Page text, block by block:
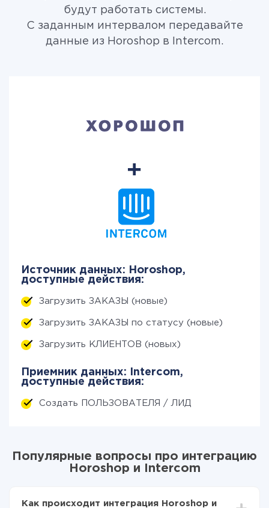
будут работать системы.
С заданным интервалом передавайте
данные из Horoshop в Intercom.
Источник данных: Horoshop,
доступные действия:
Загрузить ЗАКАЗЫ (новые)
Загрузить ЗАКАЗЫ по статусу (новые)
Загрузить КЛИЕНТОВ (новых)
Приемник данных: Intercom,
доступные действия:
Создать ПОЛЬЗОВАТЕЛЯ / ЛИД
Популярные вопросы про интеграцию
Horoshop и Intercom
Как происходит интеграция Horoshop и